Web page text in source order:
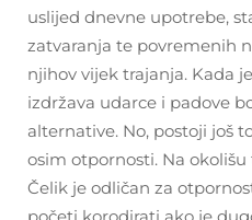
uslijed dnevne upotrebe,
zatvaranja te povremenih
njihov vijek trajanja. Kada
izdržava udarce i padove
alternative. No, postoji još
osim otpornosti. Na
Čelik je odličan za